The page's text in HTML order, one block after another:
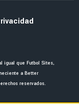
igual que Futbol Sites,
a Better
reservados.